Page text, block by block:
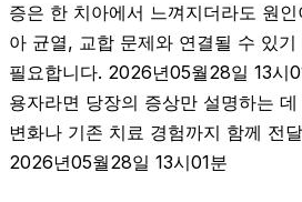
증은 한 치아에서 느껴지더라도 원
아 균열, 교합 문제와 연결될 수 있
필요합니다. 2026년05월28일 13시
용자라면 당장의 증상만 설명하는
변화나 기존 치료 경험까지 함께 전
2026년05월28일 13시01분